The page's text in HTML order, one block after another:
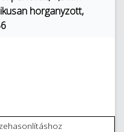
horganyzott,